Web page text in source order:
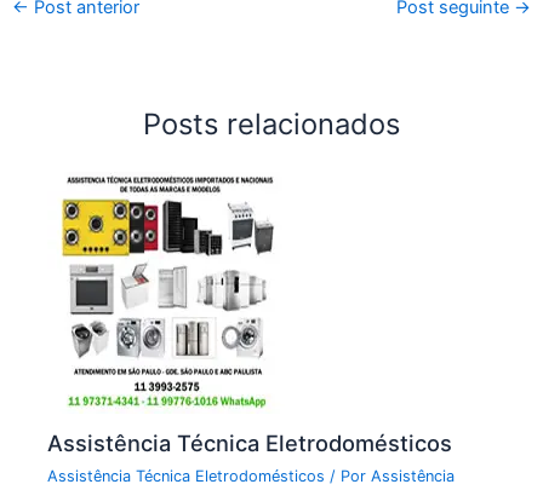
← Post anterior Post seguinte →
Posts relacionados
Assistência Técnica Eletrodomésticos
Assistência Técnica Eletrodomésticos / PorAssistência